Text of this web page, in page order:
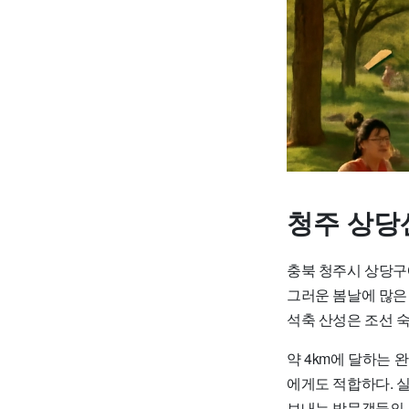
청주 상당
충북 청주시 상당
그러운 봄날에 많
석축 산성은 조선
약 4km에 달하는
에게도 적합하다.